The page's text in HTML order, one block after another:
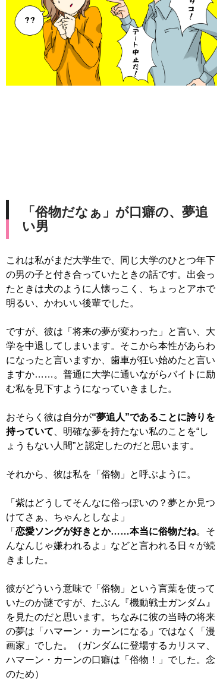
「俗物だなぁ」が口癖の、夢追
い男
これは私がまだ大学生で、同じ大学のひとつ年下
の男の子と付き合っていたときの話です。出会っ
たときは犬のように人懐っこく、ちょっとアホで
明るい、かわいい後輩でした。
ですが、彼は「将来の夢が変わった」と言い、大
学を中退してしまいます。そこから本性があらわ
になったと言いますか、歯車が狂い始めたと言い
ますか……。普通に大学に通いながらバイトに励
む私を見下すようになっていきました。
おそらく彼は自分が“夢追人”であることに誇りを
持っていて 、明確な夢を持たない私のことを“し
ょうもない人間”と認定したのだと思います。
それから、彼は私を「俗物」と呼ぶように。
「紫はどうしてそんなに俗っぽいの？夢とか見つ
けてさぁ、ちゃんとしなよ」
「 恋愛ソングが好きとか……本当に俗物だね。そ
んなんじゃ嫌われるよ」などと言われる日々が続
きました。
彼がどういう意味で「俗物」という言葉を使って
いたのか謎ですが、たぶん『機動戦士ガンダム』
を見たのだと思います。ちなみに彼の当時の将来
の夢は「ハマーン・カーンになる」ではなく「漫
画家」でした。（ガンダムに登場するカリスマ、
ハマーン・カーンの口癖は「俗物！」でした。念
のため）